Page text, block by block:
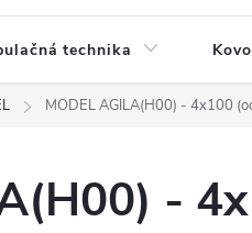
technika
MODEL AGILA(H00) - 4x100
-